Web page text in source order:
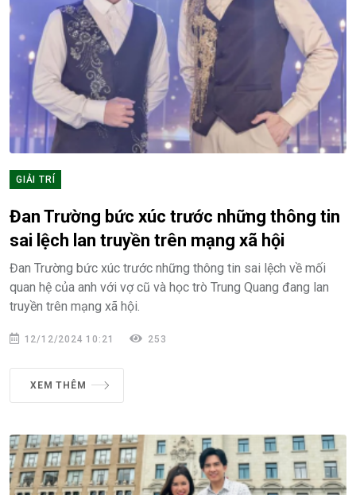
GIẢI TRÍ
Đan Trường bức xúc trước những thông tin
sai lệch lan truyền trên mạng xã hội
Đan Trường bức xúc trước những thông tin sai lệch về mối
quan hệ của anh với vợ cũ và học trò Trung Quang đang lan
truyền trên mạng xã hội.
12/12/2024 10:21 253
XEM THÊM